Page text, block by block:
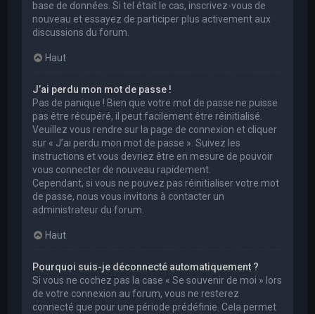
base de données. Si tel était le cas, inscrivez-vous de
nouveau et essayez de participer plus activement aux
discussions du forum.
Haut
J’ai perdu mon mot de passe !
Pas de panique ! Bien que votre mot de passe ne puisse
pas être récupéré, il peut facilement être réinitialisé.
Veuillez vous rendre sur la page de connexion et cliquer
sur « J’ai perdu mon mot de passe ». Suivez les
instructions et vous devriez être en mesure de pouvoir
vous connecter de nouveau rapidement.
Cependant, si vous ne pouvez pas réinitialiser votre mot
de passe, nous vous invitons à contacter un
administrateur du forum.
Haut
Pourquoi suis-je déconnecté automatiquement ?
Si vous ne cochez pas la case « Se souvenir de moi » lors
de votre connexion au forum, vous ne resterez
connecté que pour une période prédéfinie. Cela permet